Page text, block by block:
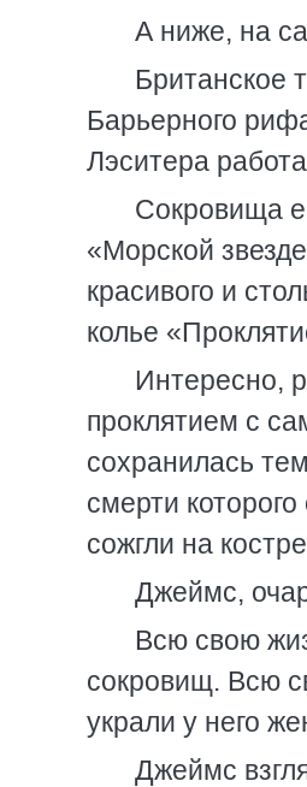
А ниже, на
Британское
Барьерного
Лэситера
Сокровища
«Морской
красивого и
колье
Интересно,
проклятием с
сохранилась
смерти
сожгли на
Джеймс,
Всю свою
сокровищ. Всю
украли у него
Джеймс